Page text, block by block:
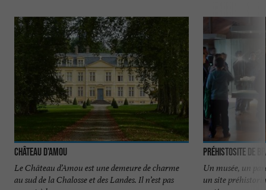
Château d'Amou
Le Château d’Amou est une demeure de charme
au sud de la Chalosse et des Landes. Il n’est pas
PréhistoSite de
Un musée, un
un site